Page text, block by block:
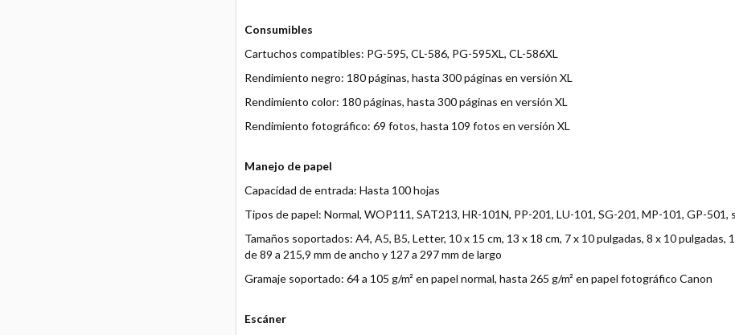
Consumibles
Cartuchos compatibles: PG-595, CL-586, PG-595XL, CL-586XL
Rendimiento negro: 180 páginas, hasta 300 páginas en versión XL
Rendimiento color: 180 páginas, hasta 300 páginas en versión XL
Rendimiento fotográfico: 69 fotos, hasta 109 fotos en versión XL
Manejo de papel
Capacidad de entrada: Hasta 100 hojas
Tipos de papel: Normal, WOP111, SAT213, HR-101N, PP-201, LU-101, SG-201, MP-101, GP-501,
Tamaños soportados: A4, A5, B5, Letter, 10 x 15 cm, 13 x 18 cm, 7 x 10 pulgadas, 8 x 10 pulgadas,
de 89 a 215,9 mm de ancho y 127 a 297 mm de largo
Gramaje soportado: 64 a 105 g/m² en papel normal, hasta 265 g/m² en papel fotográfico Canon
Escáner